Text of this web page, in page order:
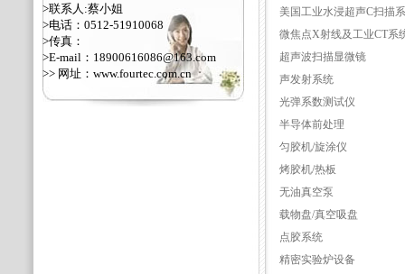
>联系人:蔡小姐
>电话：0512-51910068
>传真：
>E-mail：18900616086@163.com
>> 网址： www.fourtec.com.cn
美国工业水浸超声C扫描
微焦点X射线及工业CT系
超声波扫描显微镜
声发射系统
光弹系数测试仪
半导体前处理
匀胶机/旋涂仪
烤胶机/热板
无油真空泵
载物盘/真空吸盘
点胶系统
精密实验炉设备